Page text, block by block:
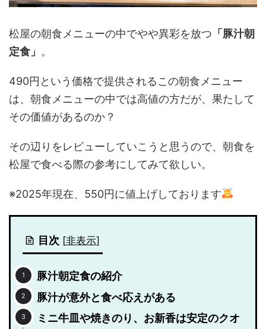
松屋の朝食メニューの中でやや異彩を放つ 「豚汁朝
定食」 。
490円という価格で提供されるこの朝食メニュー
は、朝食メニューの中では高値の方だが、果たして
その価値があるのか？
その辺りをレビューしていこうと思うので、朝食を
松屋で食べる際の参考にしてみて欲しい。
※2025年現在、550円に値上げしております
目次 [非表示]
豚汁朝定食の紹介
豚汁が意外と食べ応えがある
ミニ牛皿や焼きのり、お新香は安定のクオ